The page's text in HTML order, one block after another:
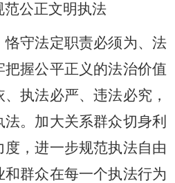
公正文明执法
恪守法定职责必须为、法
握公平正义的法治价值
执法必严、违法必究，
。加大关系群众切身利
，进一步规范执法自由
群众在每一个执法行为